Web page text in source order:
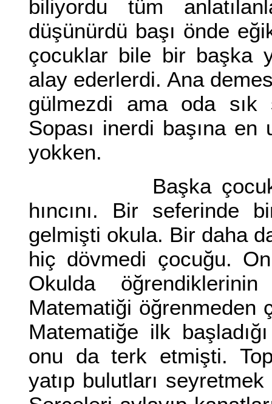
biliyordu tüm
düşünürdü başı önde
çocuklar bile bir başka
alay ederlerdi. Ana
gülmezdi ama oda sık
Sopası inerdi başına
yokken.
Başka çocuklara
hıncını. Bir seferinde
gelmişti okula. Bir daha
hiç dövmedi çocuğu.
Okulda
Matematiği öğrenmeden
Matematiğe ilk
onu da terk etmişti.
yatıp bulutları